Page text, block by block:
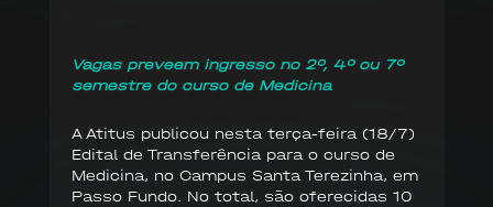
Vagas preveem ingresso no 2º, 4º ou 7º
semestre do curso de Medicina
A Atitus publicou nesta terça-feira (18/7)
Edital de Transferência para o curso de
Medicina, no Campus Santa Terezinha, em
Passo Fundo. No total, são oferecidas 10